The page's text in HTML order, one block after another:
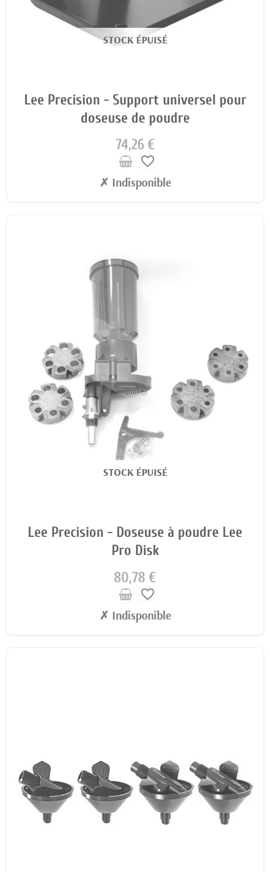
STOCK ÉPUISÉ
Lee Precision - Support universel pour
doseuse de poudre
74,26 €
favorite_border
✗ Indisponible
STOCK ÉPUISÉ
Lee Precision - Doseuse à poudre Lee
Pro Disk
80,78 €
favorite_border
✗ Indisponible